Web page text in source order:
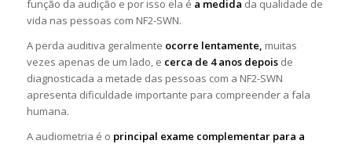
função da audição e por isso ela é a medida da qualidade de
vida nas pessoas com NF2-SWN.
A perda auditiva geralmente ocorre lentamente, muitas
vezes apenas de um lado, e cerca de 4 anos depois de
diagnosticada a metade das pessoas com a NF2-SWN
apresenta dificuldade importante para compreender a fala
humana.
A audiometria é o principal exame complementar para a